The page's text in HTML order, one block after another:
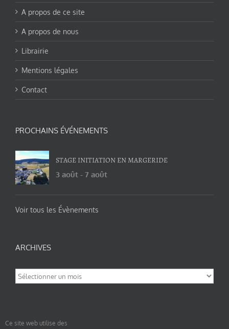
A propos de ce site
A propos de nous
Librairie
Mentions légales
Contact
PROCHAINS ÉVÉNEMENTS
STAGE INITIATION EN MARGERIDE
3 août - 7 août
Voir tous les Évènements
ARCHIVES
Archives
Ce site web utilise des